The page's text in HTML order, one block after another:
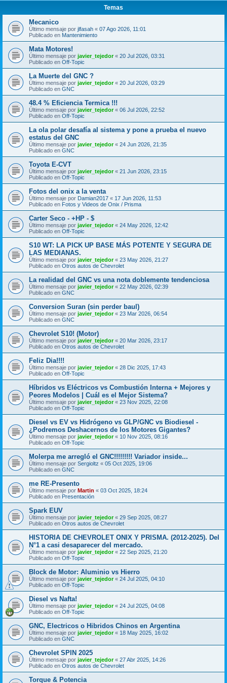
Temas
Mecanico
Último mensaje por jlfasah « 07 Ago 2026, 11:01
Publicado en Mantenimiento
Mata Motores!
Último mensaje por javier_tejedor« 20 Jul 2026, 03:31
Publicado en Off-Topic
La Muerte del GNC ?
Último mensaje por javier_tejedor« 20 Jul 2026, 03:29
Publicado en GNC
48.4 % Eficiencia Termica !!!
Último mensaje por javier_tejedor« 06 Jul 2026, 22:52
Publicado en Off-Topic
La ola polar desafía al sistema y pone a prueba el nuevo
estatus del GNC
Último mensaje por javier_tejedor« 24 Jun 2026, 21:35
Publicado en GNC
Toyota E-CVT
Último mensaje por javier_tejedor« 21 Jun 2026, 23:15
Publicado en Off-Topic
Fotos del onix a la venta
Último mensaje por Damian2017 « 17 Jun 2026, 11:53
Publicado en Fotos y Videos de Onix / Prisma
Carter Seco - +HP - $
Último mensaje por javier_tejedor« 24 May 2026, 12:42
Publicado en Off-Topic
S10 WT: LA PICK UP BASE MÁS POTENTE Y SEGURA DE
LAS MEDIANAS.
Último mensaje por javier_tejedor« 23 May 2026, 21:27
Publicado en Otros autos de Chevrolet
La realidad del GNC vs una nota doblemente tendenciosa
Último mensaje por javier_tejedor« 22 May 2026, 02:39
Publicado en GNC
Conversion Suran (sin perder baul)
Último mensaje por javier_tejedor« 23 Mar 2026, 06:54
Publicado en GNC
Chevrolet S10! (Motor)
Último mensaje por javier_tejedor« 20 Mar 2026, 23:17
Publicado en Otros autos de Chevrolet
Feliz Dia!!!!
Último mensaje por javier_tejedor« 28 Dic 2025, 17:43
Publicado en Off-Topic
Híbridos vs Eléctricos vs Combustión Interna + Mejores y
Peores Modelos | Cuál es el Mejor Sistema?
Último mensaje por javier_tejedor« 23 Nov 2025, 22:08
Publicado en Off-Topic
Diesel vs EV vs Hidrógeno vs GLP/GNC vs Biodiesel -
¿Podremos Deshacernos de los Motores Gigantes?
Último mensaje por javier_tejedor« 10 Nov 2025, 08:16
Publicado en Off-Topic
Molerpa me arregló el GNC!!!!!!!!! Variador inside...
Último mensaje por Sergioltz « 05 Oct 2025, 19:06
Publicado en GNC
me RE-Presento
Último mensaje por Martin « 03 Oct 2025, 18:24
Publicado en Presentación
Spark EUV
Último mensaje por javier_tejedor« 29 Sep 2025, 08:27
Publicado en Otros autos de Chevrolet
HISTORIA DE CHEVROLET ONIX Y PRISMA. (2012-2025). Del
N°1 a casi desaparecer del mercado.
Último mensaje por javier_tejedor« 22 Sep 2025, 21:20
Publicado en Off-Topic
Block de Motor: Aluminio vs Hierro
Último mensaje por javier_tejedor« 24 Jul 2025, 04:10
Publicado en Off-Topic
Diesel vs Nafta!
Último mensaje por javier_tejedor« 24 Jul 2025, 04:08
Publicado en Off-Topic
GNC, Electricos o Hibridos Chinos en Argentina
Último mensaje por javier_tejedor« 18 May 2025, 16:02
Publicado en GNC
Chevrolet SPIN 2025
Último mensaje por javier_tejedor« 27 Abr 2025, 14:26
Publicado en Otros autos de Chevrolet
Torque & Potencia